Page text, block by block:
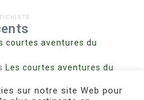
courtes aventures du
Les courtes aventures du
sanglantes à Mulhouse
sur notre site Web pour